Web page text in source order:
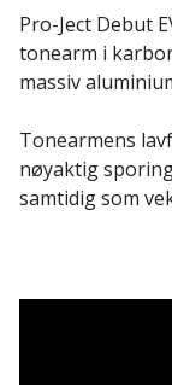
Pro-Ject Debut
tonearm i
massiv
Tonearmens
nøyaktig
samtidig som